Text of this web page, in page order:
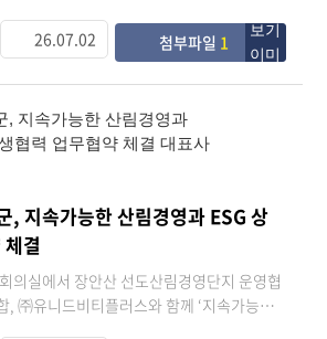
러 분향하고 남산 충혼비에서 참배하며 군정
각오를 다진 후 취임식 장소로 이동했다. 이
수의 가족, 정상득 장수군의회 의장과 군의
, 군민 등 500여 명이 참석해 민선 9기의 시
민과 함께 축하하는 군민 참여형 행사로 치
지역 생활문화예술동호회를 대표해 ‘두드
작으로 국민의례 및 내빈소개, 취임 선
전달, 군민 인터뷰 영상 시청, 군정 비전
촬영의 순으로 진행됐다. 특히 취임식에
, 내일이 더 기대되는 장수’라는 민선9기 군
가야 될 5대 군정방침으로 △‘기본소득을 넘
함께가는 기본사회 △기회가 넘쳐나는 미
26.07.02 첨부파일 1
, 지속가능한 산림경영과 ESG 상
결
의실에서 장안산 선도산림경영단지 운영협
, ㈜유니드비티플러스와 함께 ‘지속가능한